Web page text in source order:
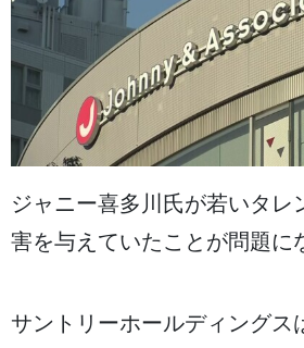
ジャニー喜多川 氏が若いタレ
害を与えていたことが問題に
サントリーホールディングス